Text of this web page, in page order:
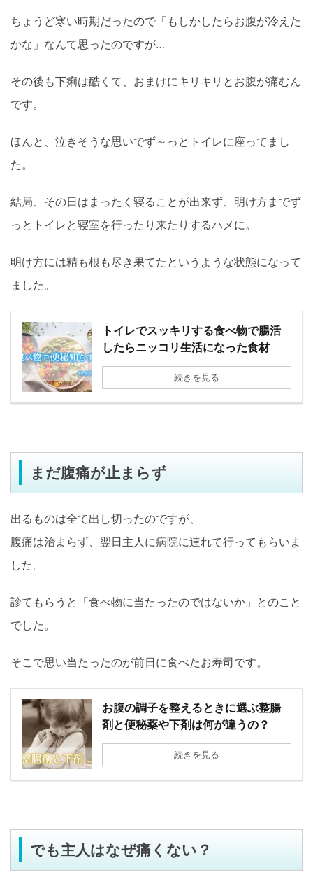
ちょうど寒い時期だったので「もしかしたらお腹が冷えた
かな」なんて思ったのですが…
その後も下痢は酷くて、おまけにキリキリとお腹が痛むん
です。
ほんと、泣きそうな思いでず～っとトイレに座ってまし
た。
結局、その日はまったく寝ることが出来ず、明け方までず
っとトイレと寝室を行ったり来たりするハメに。
明け方には精も根も尽き果てたというような状態になって
ました。
トイレでスッキリする食べ物で腸活
したらニッコリ生活になった食材
続きを見る
まだ腹痛が止まらず
出るものは全て出し切ったのですが、
腹痛は治まらず、翌日主人に病院に連れて行ってもらいま
した。
診てもらうと「食べ物に当たったのではないか」とのこと
でした。
そこで思い当たったのが前日に食べたお寿司です。
お腹の調子を整えるときに選ぶ整腸
剤と便秘薬や下剤は何が違うの？
続きを見る
でも主人はなぜ痛くない？